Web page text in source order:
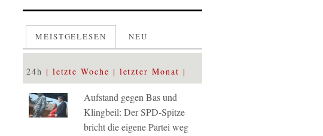
MEISTGELESEN NEU
24h letzte Woche letzter Monat
Aufstand gegen Bas und
Klingbeil: Der SPD-Spitze
bricht die eigene Partei weg